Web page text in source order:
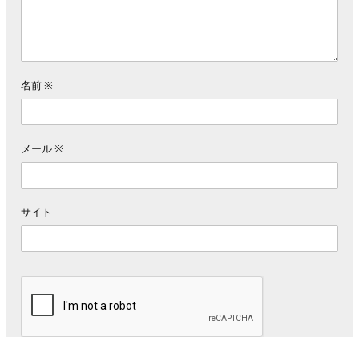
名前※
メール※
サイト